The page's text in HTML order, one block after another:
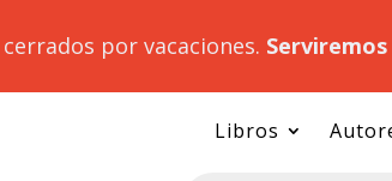
por vacaciones.
Libros